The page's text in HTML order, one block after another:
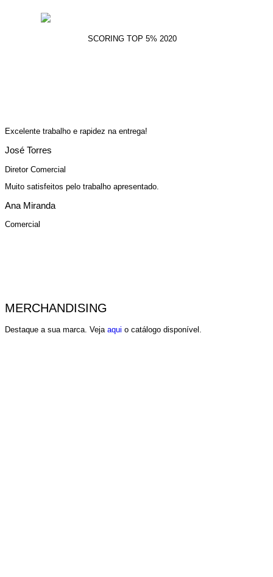
SCORING TOP 5% 2020
Excelente trabalho e rapidez na entrega!
José Torres
Diretor Comercial
Muito satisfeitos pelo trabalho apresentado.
Ana Miranda
Comercial
MERCHANDISING
Destaque a sua marca. Veja aqui o catálogo disponível.